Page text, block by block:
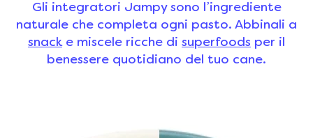
Gli integratori Jampy sono l’ingrediente
naturale che completa ogni pasto. Abbinali a
snacke miscele ricche di superfoods per il
benessere quotidiano del tuo cane.